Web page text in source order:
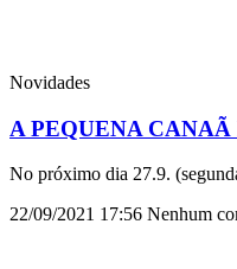
Novidades
A PEQUENA
No próximo dia 27.9.
22/09/2021 17:56 Nenhum